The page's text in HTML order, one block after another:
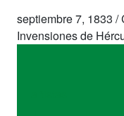
septiembre 7, 1833 /
Invensiones de